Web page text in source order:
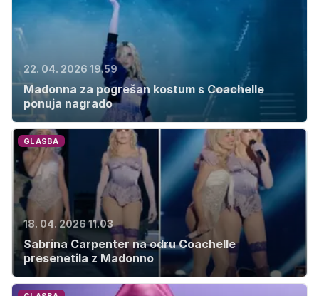
22. 04. 2026 19.59
Madonna za pogrešan kostum s Coachelle
ponuja nagrado
GLASBA
18. 04. 2026 11.03
Sabrina Carpenter na odru Coachelle
presenetila z Madonno